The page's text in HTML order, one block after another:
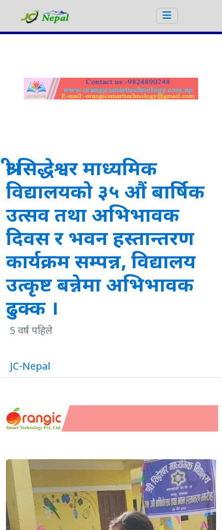
श्री सिद्धेश्वर माध्यमिक
विद्यालयको ३५ औं बार्षिक
उत्सव तथा अभिभावक
दिवस र भवन हस्तान्तरण
कार्यक्रम सम्पन्न, विद्यालय
उत्कृष्ट बन्नेमा अभिभावक
ढुक्क ।
5 वर्ष पहिले
JC-Nepal